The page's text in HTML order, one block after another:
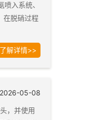
入系统、
在脱硝过程
了解详情>>
2026-05-08
，并使用